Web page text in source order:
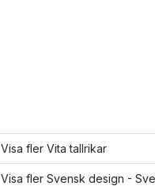
Visa fler Vita tallrikar
Visa fler Svensk design -